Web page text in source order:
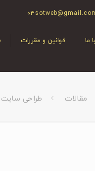
ما قوانین و مقررات
مقالات طراحی